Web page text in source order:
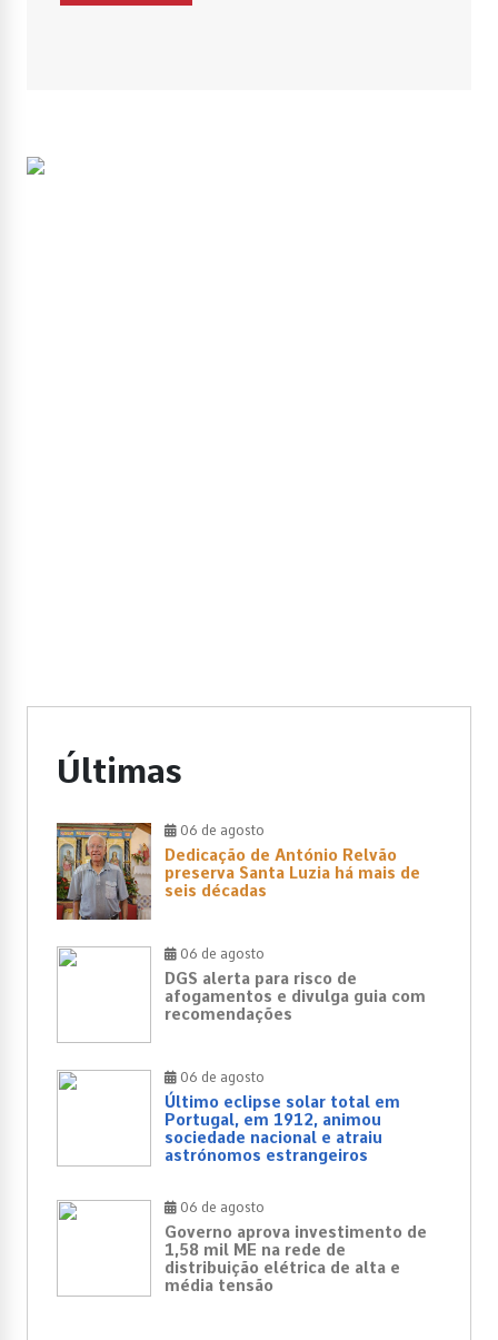
Últimas
06 de agosto
Dedicação de António Relvão
preserva Santa Luzia há mais de
seis décadas
06 de agosto
DGS alerta para risco de
afogamentos e divulga guia com
recomendações
06 de agosto
Último eclipse solar total em
Portugal, em 1912, animou
sociedade nacional e atraiu
astrónomos estrangeiros
06 de agosto
Governo aprova investimento de
1,58 mil ME na rede de
distribuição elétrica de alta e
média tensão